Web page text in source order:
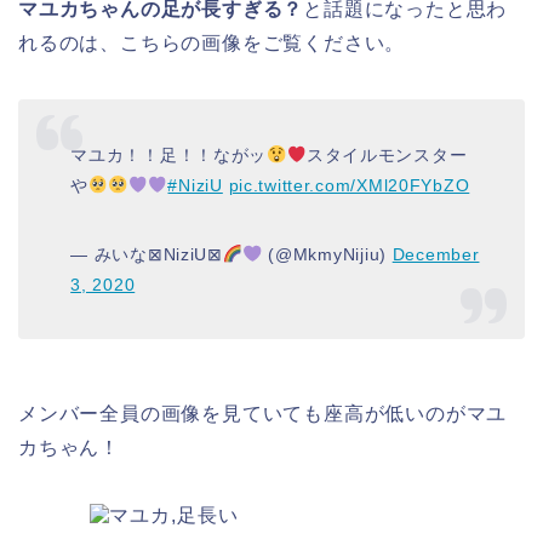
マユカちゃんの足が長すぎる？ と話題になったと思わ
れるのは、こちらの画像をご覧ください。
マユカ！！足！！ながッ
スタイルモンスター
や
#NiziU pic.twitter.com/XMl20FYbZO
— みいな⊠NiziU⊠ (@MkmyNijiu) December
3, 2020
メンバー全員の画像を見ていても座高が低いのがマユ
カちゃん！